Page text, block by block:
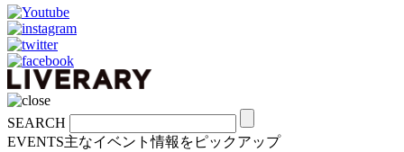
SEARCH
EVENTS主なイベント情報をピックアップ